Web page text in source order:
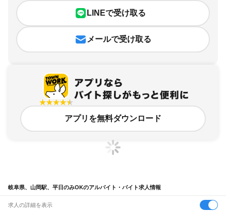
LINEで受け取る
メールで受け取る
アプリを無料ダウンロード
岐阜県、山岡駅、平日のみOKのアルバイト・バイト求人情報
求人の詳細を表示